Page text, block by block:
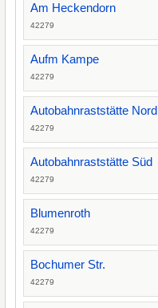
Am Heckendorn
42279
Aufm Kampe
42279
Autobahnraststätte Nord
42279
Autobahnraststätte Süd
42279
Blumenroth
42279
Bochumer Str.
42279